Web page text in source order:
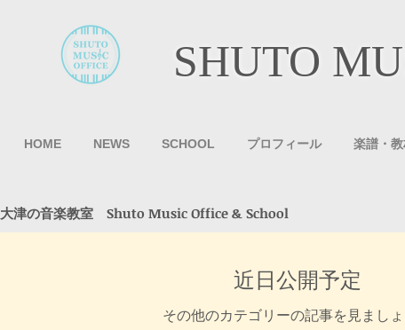
SHUTO
HOME NEWS SCHOOL プロフィール 楽譜・
大津の音楽教室 Shuto Music Office & School
近日公開予定
その他のカテゴリーの記事を見ましょ